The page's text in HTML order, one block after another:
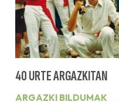
40 URTE ARGAZKITAN
ARGAZKI BILDUMAK